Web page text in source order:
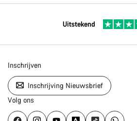
Uitstekend
Inschrijven
Inschrijving Nieuwsbrief
Volg ons